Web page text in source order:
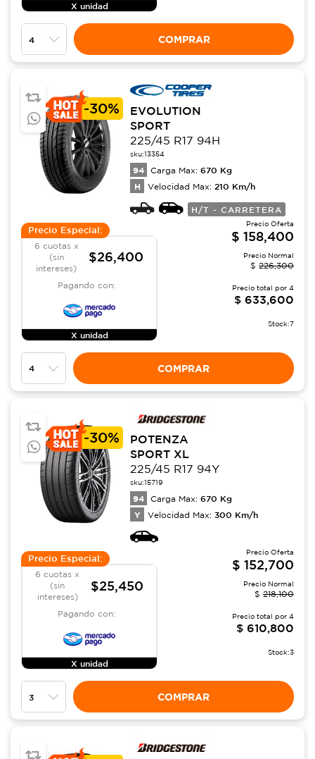
X unidad
COMPRAR
-30%
EVOLUTION
SPORT
225/45 R17 94H
sku:13354
94 Carga Max: 670 Kg
H Velocidad Max: 210 Km/h
H/T - CARRETERA
Precio Especial:
6 cuotas x
(sin
intereses)
$26,400
Pagando con:
X unidad
Precio Oferta
$ 158,400
Precio Normal
$ 226,300
Precio total por 4
$ 633,600
Stock:7
COMPRAR
-30%
POTENZA
SPORT XL
225/45 R17 94Y
sku:15719
94 Carga Max: 670 Kg
Y Velocidad Max: 300 Km/h
Precio Especial:
6 cuotas x
(sin
intereses)
$25,450
Pagando con:
X unidad
Precio Oferta
$ 152,700
Precio Normal
$ 218,100
Precio total por 4
$ 610,800
Stock:3
COMPRAR